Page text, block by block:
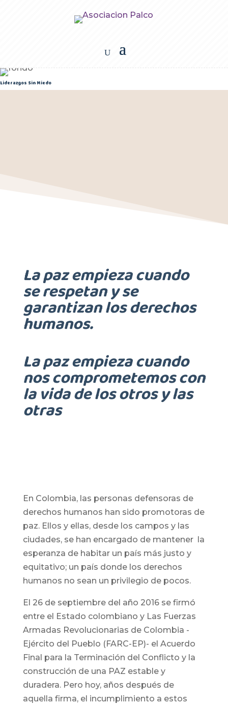
Liderazgos Sin Miedo
La paz empieza cuando
se respetan y se
garantizan los derechos
humanos.
La paz empieza cuando
nos comprometemos con
la vida de los otros y las
otras
En Colombia, las personas defensoras de
derechos humanos han sido promotoras de
paz. Ellos y ellas, desde los campos y las
ciudades, se han encargado de mantener la
esperanza de habitar un país más justo y
equitativo; un país donde los derechos
humanos no sean un privilegio de pocos.
El 26 de septiembre del año 2016 se firmó
entre el Estado colombiano y Las Fuerzas
Armadas Revolucionarias de Colombia -
Ejército del Pueblo (FARC-EP)- el Acuerdo
Final para la Terminación del Conflicto y la
construcción de una PAZ estable y
duradera. Pero hoy, años después de
aquella firma, el incumplimiento a estos